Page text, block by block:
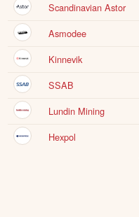
Scandinavian Astor
Asmodee
Kinnevik
SSAB
Lundin Mining
Hexpol